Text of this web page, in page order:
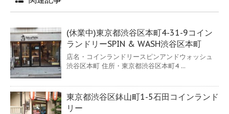
(休業中)東京都渋谷区本町4-31-9コイン
ランドリーSPIN & WASH渋谷区本町
店名・コインランドリースピンアンドウォッシュ
渋谷区本町 住所・東京都渋谷区本町4 ...
東京都渋谷区鉢山町1-5石田コインランド
リー